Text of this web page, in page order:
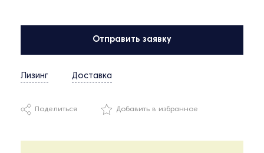
Отправить заявку
Лизинг Доставка
Поделиться Добавить в избранное